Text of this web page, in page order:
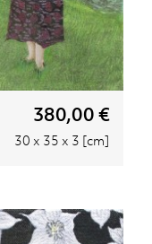
380,00 €
30 x 35 x 3 [cm]